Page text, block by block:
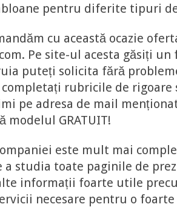
pentru diferite tipuri
cu această ocazie
Pe site-ul acesta găsiți
puteți solicita fără
completați rubricile de rigoare
pe adresa de mail
modelul GRATUIT!
este mult mai
a studia toate paginile de
informații foarte utile
necesare pentru o